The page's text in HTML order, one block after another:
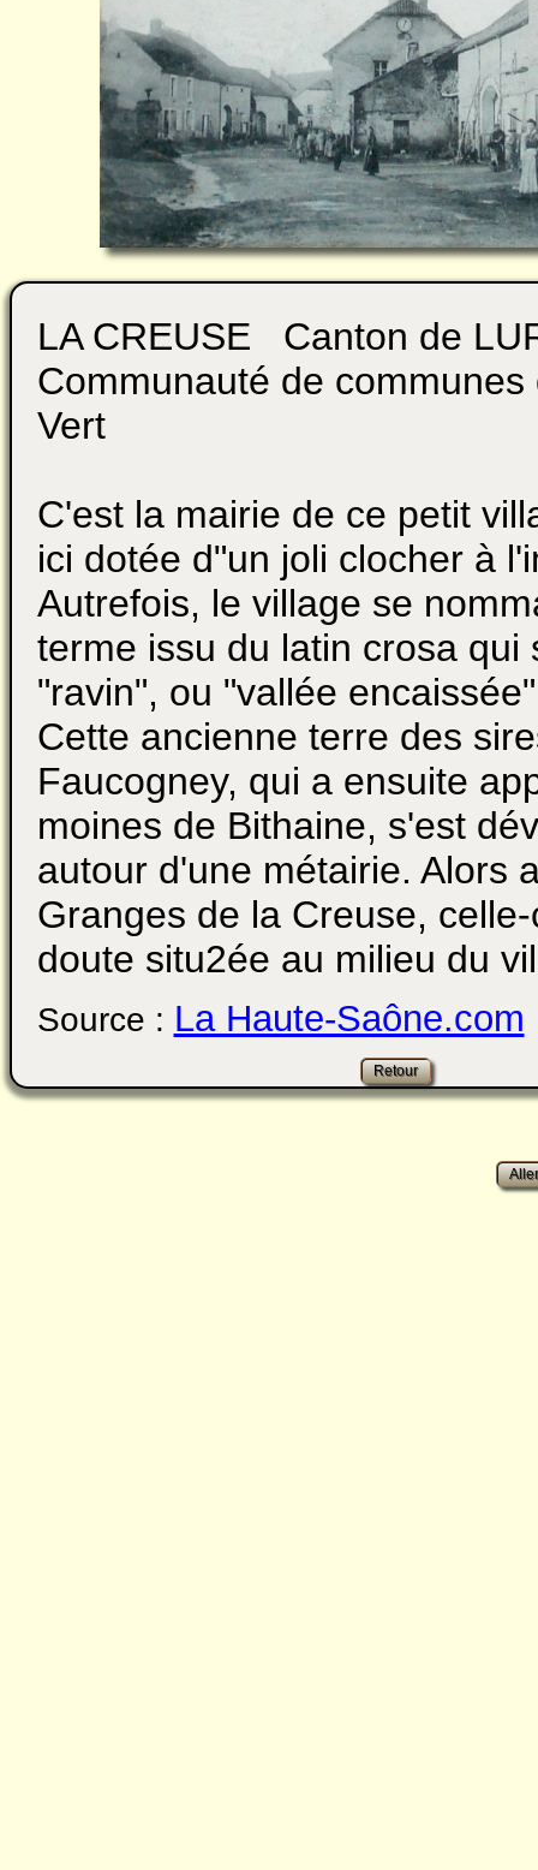
LA CREUSE Canton de
Communauté de communes
Vert
C'est la mairie de ce petit
ici dotée d"un joli clocher à
Autrefois, le village se
terme issu du latin crosa qui
"ravin", ou "vallée
Cette ancienne terre des
Faucogney, qui a ensuite
moines de Bithaine, s'est
autour d'une métairie. Alors
Granges de la Creuse,
doute situ2ée au milieu du
Source : La Haute-Saône.com